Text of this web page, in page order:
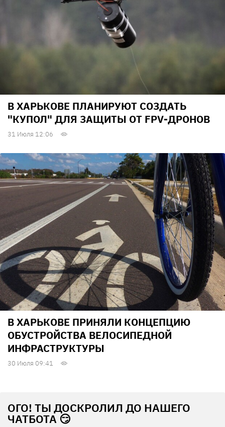
В ХАРЬКОВЕ ПЛАНИРУЮТ СОЗДАТЬ
"КУПОЛ" ДЛЯ ЗАЩИТЫ ОТ FPV-ДРОНОВ
31 Июля 12:06
В ХАРЬКОВЕ ПРИНЯЛИ КОНЦЕПЦИЮ
ОБУСТРОЙСТВА ВЕЛОСИПЕДНОЙ
ИНФРАСТРУКТУРЫ
30 Июля 09:41
ОГО! ТЫ ДОСКРОЛИЛ ДО НАШЕГО
ЧАТБОТА 😏